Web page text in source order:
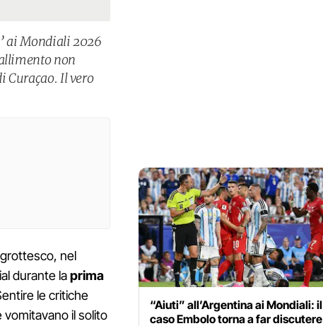
ai Mondiali 2026
non
Curaçao. Il vero
nel
durante laprima
le critiche
vomitavano il solito
“Aiuti” all’Argentina ai Mondiali: il
caso Embolo torna a far discutere